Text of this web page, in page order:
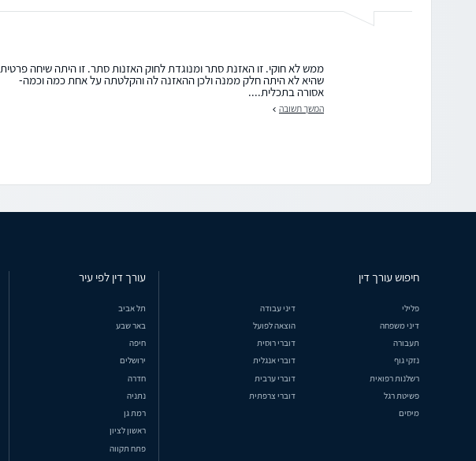
ממש לא חוקי. זו האזנת סתר ומנוגדת לחוק האזנות סתר. זו היתה שיחה פרטית
שהיא לא היתה חלק ממנה ולכן ההאזנה לה והקלטתה על אחת כמה וכמה-
אסורה בתכלית....
המשך תשובה
חיפוש עורך דין
פלילי
דיני עבודה
דיני משפחה
הוצאה לפועל
תעבורה
דוברי רוסית
נזקי גוף
דוברי אנגלית
רשלנות רפואית
דוברי ערבית
פשיטת רגל
דוברי צרפתית
מיסים
עורך דין לפי עיר
תל אביב
באר שבע
חיפה
ירושלים
חדרה
נתניה
רמת גן
ראשון לציון
פתח תקווה